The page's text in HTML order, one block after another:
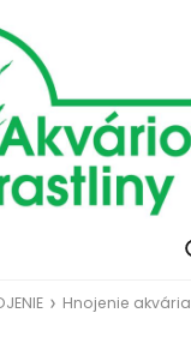
Hnojenie akvária